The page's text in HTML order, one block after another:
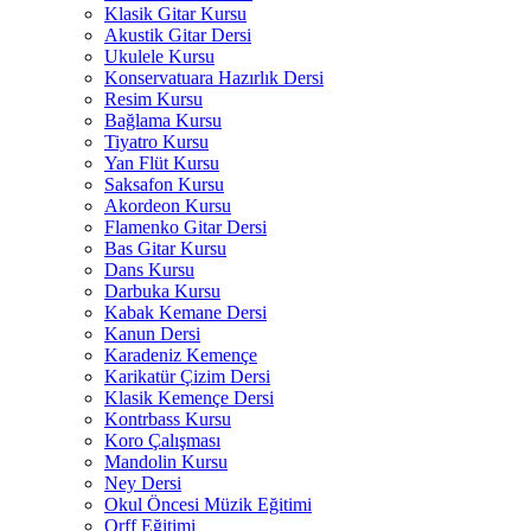
Klasik Gitar Kursu
Akustik Gitar Dersi
Ukulele Kursu
Konservatuara Hazırlık Dersi
Resim Kursu
Bağlama Kursu
Tiyatro Kursu
Yan Flüt Kursu
Saksafon Kursu
Akordeon Kursu
Flamenko Gitar Dersi
Bas Gitar Kursu
Dans Kursu
Darbuka Kursu
Kabak Kemane Dersi
Kanun Dersi
Karadeniz Kemençe
Karikatür Çizim Dersi
Klasik Kemençe Dersi
Kontrbass Kursu
Koro Çalışması
Mandolin Kursu
Ney Dersi
Okul Öncesi Müzik Eğitimi
Orff Eğitimi